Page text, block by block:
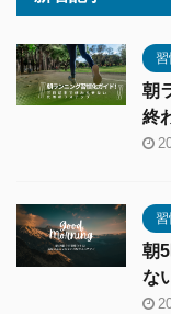
朝
終
朝
な